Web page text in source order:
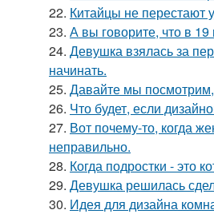
22. Китайцы не перестают
23. А вы говорите, что в
24. Девушка взялась за
начинать.
25. Давайте мы
26. Что будет, если
27. Вот почему-то, когда
неправильно.
28. Когда подростки - это
29. Девушка решилась
30. Идея для дизайна